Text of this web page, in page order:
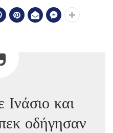
και
οδήγησαν